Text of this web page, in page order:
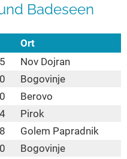
Badeseen
Ort
Nov Dojran
Bogovinje
Berovo
Pirok
Golem Papradnik
Bogovinje